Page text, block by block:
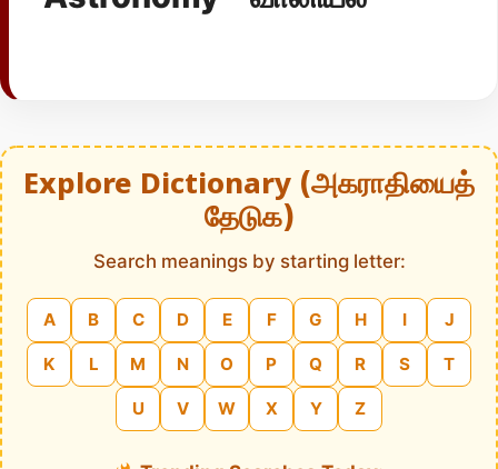
Explore Dictionary (அகராதியைத்
தேடுக)
Search meanings by starting letter:
A B C D E F G H I J
K L M N O P Q R S T
U V W X Y Z